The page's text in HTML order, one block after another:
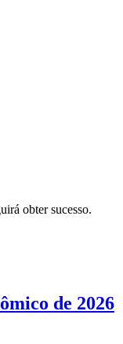
obter sucesso.
de 2026